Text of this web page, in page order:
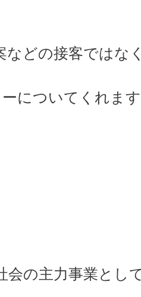
どの接客ではなく
についてくれます
の主力事業とし